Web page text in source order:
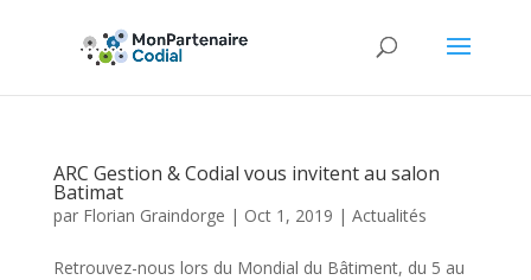
ARC Gestion & Codial vous invitent au salon
Batimat
par Florian Graindorge | Oct 1, 2019 | Actualités
Retrouvez-nous lors du Mondial du Bâtiment, du 5 au